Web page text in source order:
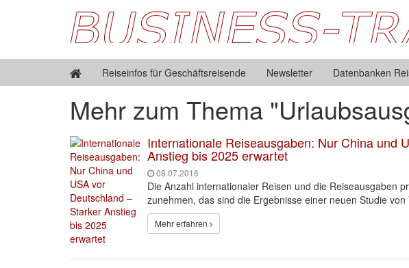
Reiseinfos für Geschäftsreisende Newsletter Datenbanken
Mehr zum Thema
Internationale Reiseausgaben: Nur China und
Anstieg bis 2025 erwartet
08.07.2016
Die Anzahl internationaler Reisen und die Reiseausgaben
zunehmen, das sind die Ergebnisse einer neuen Studie von
Mehr erfahren